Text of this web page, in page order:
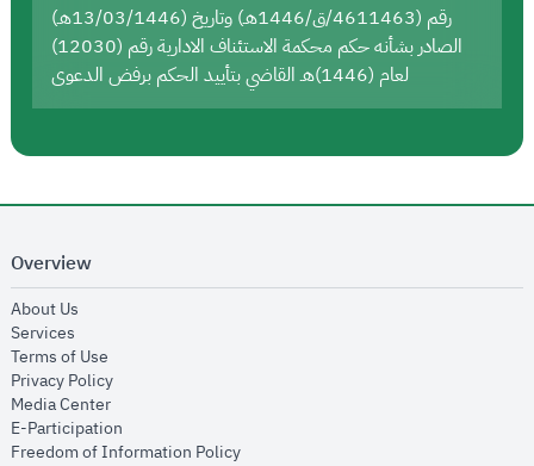
رقم (4611463/ق/1446هـ) وتاريخ (13/03/1446هـ)
الصادر بشأنه حكم محكمة الاستئناف الادارية رقم (12030)
لعام (1446)هـ القاضي بتأييد الحكم برفض الدعوى
Overview
About Us
Services
Terms of Use
Privacy Policyopens in new window
Media Centeropens in new window
E-Participation
Freedom of Information Policyopens in new window